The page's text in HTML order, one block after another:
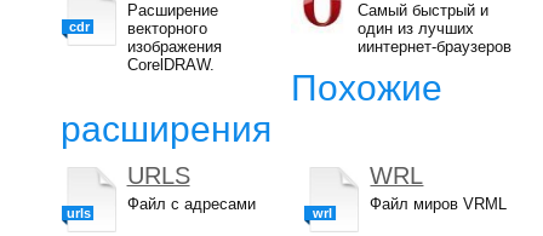
cdr
Расширение
векторного
изображения
CorelDRAW.
Самый быстрый и
один из лучших
иинтернет-браузеров
Похожие
расширения
urls
URLS
Файл с адресами wrl
WRL
Файл миров VRML